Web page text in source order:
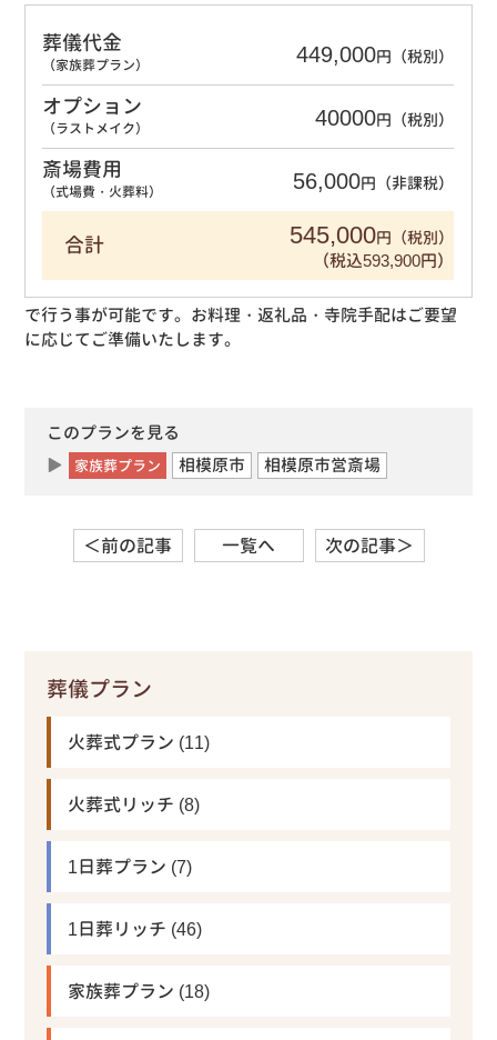
葬儀代金
（家族葬プラン） 449,000円（税別）
オプション
（ラストメイク） 40000円（税別）
斎場費用
（式場費・火葬料） 56,000円（非課税）
合計 545,000円（税別）
（税込593,900円）
で行う事が可能です。お料理・返礼品・寺院手配はご要望
に応じてご準備いたします。
このプランを見る
家族葬プラン 相模原市 相模原市営斎場
＜前の記事 一覧へ 次の記事＞
葬儀プラン
火葬式プラン (11)
火葬式リッチ (8)
1日葬プラン (7)
1日葬リッチ (46)
家族葬プラン (18)